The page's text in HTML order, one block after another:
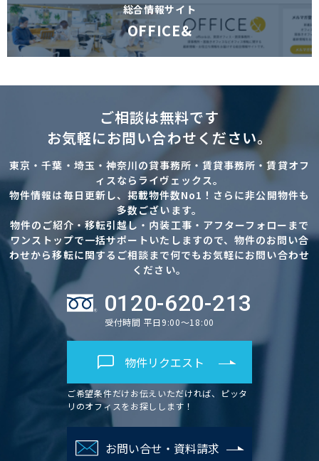
総合情報サイト
OFFICE&
ご相談は無料です
お気軽にお問い合わせください。
東京・千葉・埼玉・神奈川の貸事務所・賃貸事務所・賃貸オフ
ィスならライヴェックス。
物件情報は毎日更新し、掲載物件数No1！さらに非公開物件も
多数ございます。
物件のご紹介・移転引越し・内装工事・アフターフォローまで
ワンストップで一括サポートいたしますので、物件のお問い合
わせから移転に関するご相談まで何でもお気軽にお問い合わせ
ください。
0120-620-213
受付時間 平日9:00～18:00
物件リクエスト
ご希望条件だけお伝えいただければ、ピッタ
リのオフィスをお探しします！
お問い合せ・資料請求